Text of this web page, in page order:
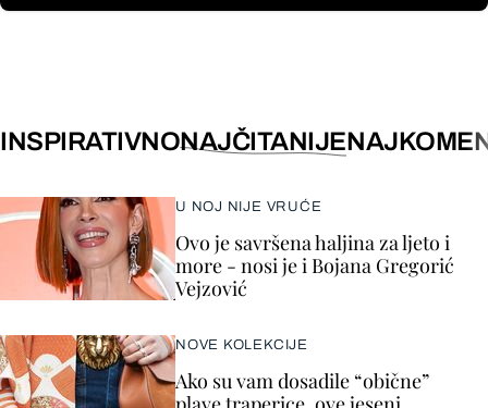
INSPIRATIVNONAJČITANIJE
U NOJ NIJE VRUĆE
Ovo je savršena haljina za ljeto i
more - nosi je i Bojana Gregorić
Vejzović
NOVE KOLEKCIJE
Ako su vam dosadile “obične”